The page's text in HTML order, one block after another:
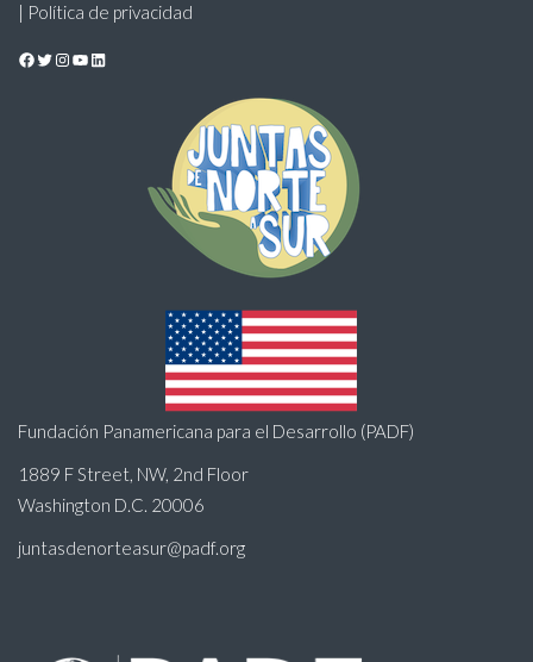
| Política de privacidad
Facebook
Twitter
Instagram
YouTube
LinkedIn
Fundación Panamericana para el Desarrollo (PADF)
1889 F Street, NW, 2nd Floor
Washington D.C. 20006
juntasdenorteasur@padf.org